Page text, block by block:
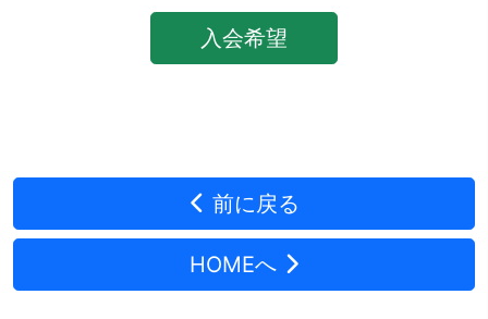
入会希望
前に戻る
HOMEへ